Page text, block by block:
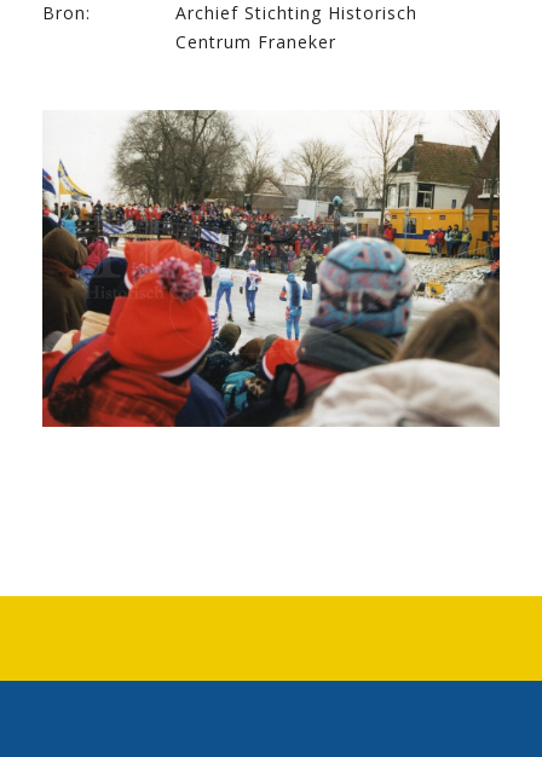
Bron:
Archief Stichting Historisch
Centrum Franeker